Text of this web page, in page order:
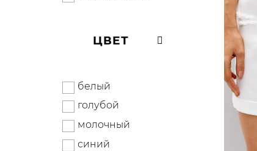
ЦВЕТ
белый
голубой
молочный
синий